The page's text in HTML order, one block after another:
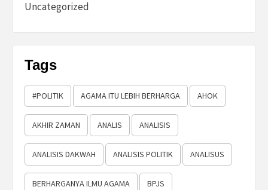
Uncategorized
Tags
#POLITIK AGAMA ITU LEBIH BERHARGA AHOK
AKHIR ZAMAN ANALIS ANALISIS
ANALISIS DAKWAH ANALISIS POLITIK ANALISUS
BERHARGANYA ILMU AGAMA BPJS